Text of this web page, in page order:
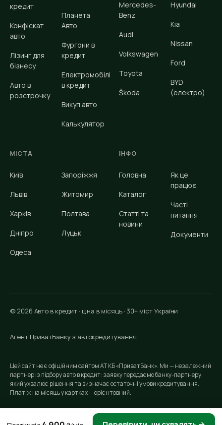
кредит
Конфіскат
авто
Лізинг для
бізнесу
Авто в
розстрочку
Планета
Авто
Фургони в
кредит
Електромобілі
в кредит
Викуп авто
Калькулятор
Mercedes-
Benz
Audi
Volkswagen
Toyota
Škoda
Hyundai
Kia
Nissan
Ford
BYD
(електро)
МІСТА
Київ
Львів
Харків
Дніпро
Одеса
Запоріжжя
Житомир
Полтава
Луцьк
ІНФО
Головна
Каталог
Статті та
новини
Як це
працює
Часті
питання
Документи
© 2026 Авто в кредит · ціна в місяць · 30+ міст України
Агент ПриватБанку з автокредитування
Цей сайт не є офіційним сайтом АТ КБ «ПриватБанк». Ми — незалежний
партнер із підбору авто в кредит: заявку передаємо банку-партнеру,
який ухвалює рішення та визначає остаточні умови кредитування.
Платіж на місяць у картках — орієнтовний.